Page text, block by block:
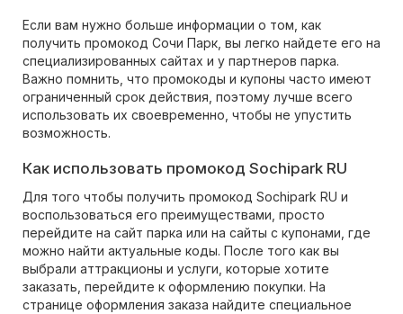
Если вам нужно больше информации о том, как
получить промокод Сочи Парк, вы легко найдете его на
специализированных сайтах и у партнеров парка.
Важно помнить, что промокоды и купоны часто имеют
ограниченный срок действия, поэтому лучше всего
использовать их своевременно, чтобы не упустить
возможность.
Как использовать промокод Sochipark RU
Для того чтобы получить промокод Sochipark RU и
воспользоваться его преимуществами, просто
перейдите на сайт парка или на сайты с купонами, где
можно найти актуальные коды. После того как вы
выбрали аттракционы и услуги, которые хотите
заказать, перейдите к оформлению покупки. На
странице оформления заказа найдите специальное